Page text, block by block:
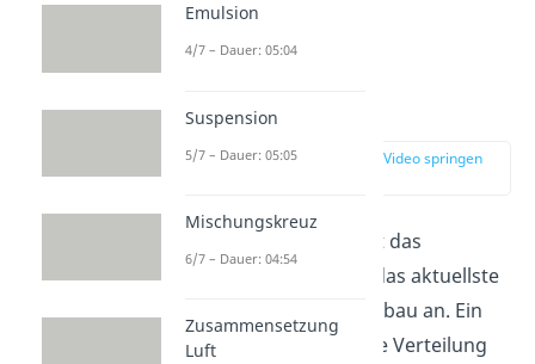
Orbitalmodell
zur Stelle im Video springen
Schauen wir uns jetzt das
Orbitalmodell
, also das aktuellste
vom Atomaufbau an. Ein
Orbital beschreibt die Verteilung
Emulsion
4/7 – Dauer: 05:04
Suspension
5/7 – Dauer: 05:05
Mischungskreuz
6/7 – Dauer: 04:54
Zusammensetzung
Luft